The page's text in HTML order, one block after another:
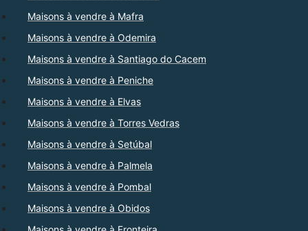
Maisons à vendre à Mafra
Maisons à vendre à Odemira
Maisons à vendre à Santiago do Cacem
Maisons à vendre à Peniche
Maisons à vendre à Elvas
Maisons à vendre à Torres Vedras
Maisons à vendre à Setúbal
Maisons à vendre à Palmela
Maisons à vendre à Pombal
Maisons à vendre à Obidos